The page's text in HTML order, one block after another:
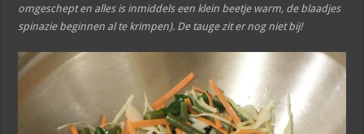
omgeschept en alles is inmiddels een klein beetje warm, de blaadjes
spinazie beginnen al te krimpen). De tauge zit er nog niet bij!